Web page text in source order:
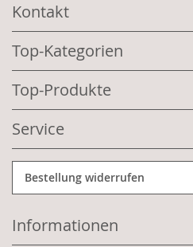
Kontakt
Top-Kategorien
Top-Produkte
Service
Bestellung widerrufen
Informationen